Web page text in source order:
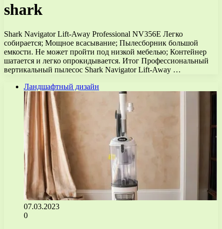
shark
Shark Navigator Lift-Away Professional NV356E Легко
собирается; Мощное всасывание; Пылесборник большой
емкости. Не может пройти под низкой мебелью; Контейнер
шатается и легко опрокидывается. Итог Профессиональный
вертикальный пылесос Shark Navigator Lift-Away …
Ландшафтный дизайн
07.03.2023
0